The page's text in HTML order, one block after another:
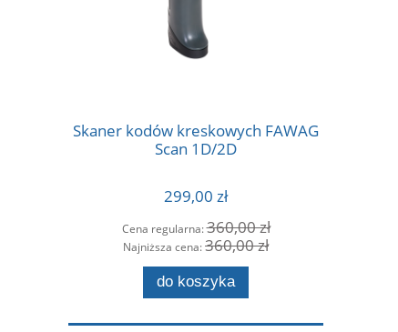
Skaner kodów kreskowych FAWAG
Scan 1D/2D
299,00 zł
Cena regularna:360,00 zł
Najniższa cena:360,00 zł
do koszyka